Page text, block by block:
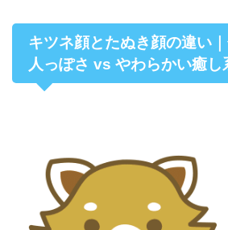
キツネ顔とたぬき顔の違い
人っぽさ vs やわらかい癒し